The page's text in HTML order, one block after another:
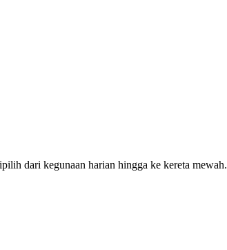
dari kegunaan harian hingga ke kereta mewah.